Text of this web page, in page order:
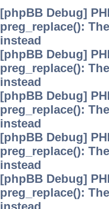
[phpBB Debug]
preg_replace():
instead
[phpBB Debug]
preg_replace():
instead
[phpBB Debug]
preg_replace():
instead
[phpBB Debug]
preg_replace():
instead
[phpBB Debug]
preg_replace():
instead